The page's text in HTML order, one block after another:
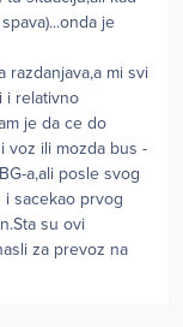
je
razdanjava,a mi svi
i relativno
je da ce do
voz ili mozda bus -
a,ali posle svog
i sacekao prvog
su ovi
za prevoz na